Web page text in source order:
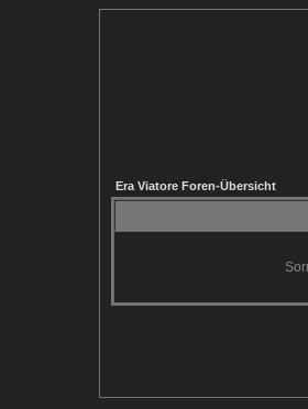
Era Viatore Foren-Übersicht